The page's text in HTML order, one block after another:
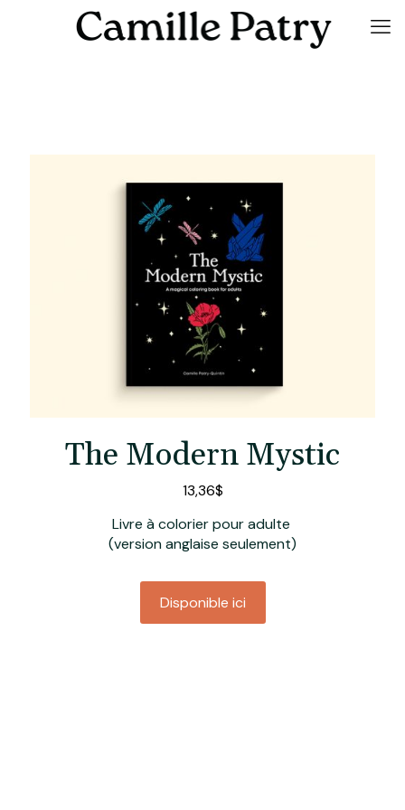
The Modern Mystic
13,36$
Livre à colorier pour adulte
(version anglaise seulement)
Disponible ici